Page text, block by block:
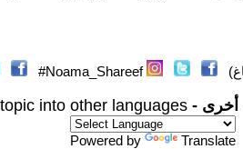
Noama_Shareef#
أخرى - into other languages
Powered by Translate